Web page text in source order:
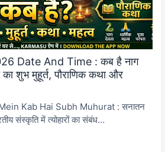
Date And Time : कब है नाग
का शुभ मुहूर्त, पौराणिक कथा और
Kab Hai Subh Muhurat : सनातन
संस्कृति में त्योहारों का संबंध…